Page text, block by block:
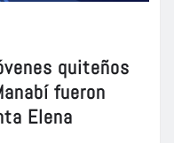
quiteños
fueron
Elena